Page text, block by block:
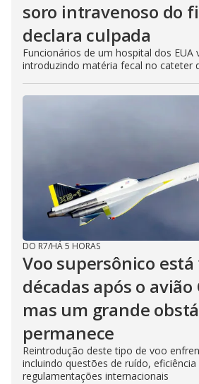
soro intravenoso do
declara culpada
Funcionários de um hospital dos EUA
introduzindo matéria fecal no cateter
DO R7/HÁ 5 HORAS
Voo supersônico
décadas após o avião
mas um grande
permanece
Reintrodução deste tipo de voo
incluindo questões de ruído,
regulamentações internacionais